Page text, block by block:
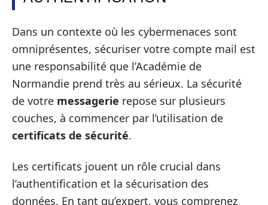
Dans un contexte où les cybermenaces sont
omniprésentes, sécuriser votre compte mail est
une responsabilité que l’Académie de
Normandie prend très au sérieux. La sécurité
de votre messagerie repose sur plusieurs
couches, à commencer par l’utilisation de
certificats de sécurité.
Les certificats jouent un rôle crucial dans
l’authentification et la sécurisation des
données. En tant qu’expert, vous comprenez